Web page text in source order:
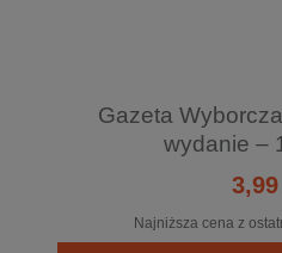
zespół składający się z 900
"Gazeta" cieszy się uznaniem
dziennikarze i fotoreporterzy
na polskich i światowych
Gazeta
wydanie –
3,99
Najniższa cena z